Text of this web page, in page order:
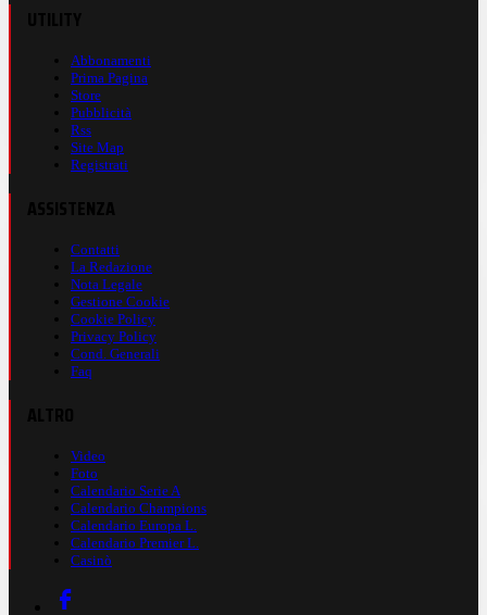
Abbonamenti
Prima Pagina
Store
Pubblicità
Rss
Site Map
Registrati
Contatti
La Redazione
Nota Legale
Gestione Cookie
Cookie Policy
Privacy Policy
Cond. Generali
Faq
Video
Foto
Calendario Serie A
Calendario Champions
Calendario Europa L.
Calendario Premier L.
Casinò